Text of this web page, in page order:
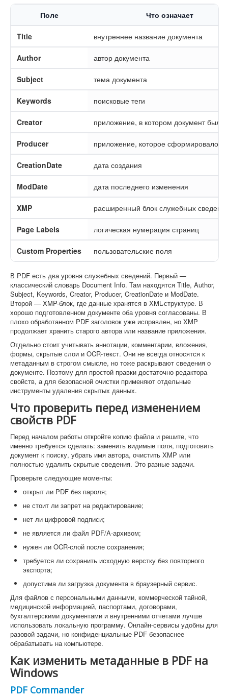
Поле Что означает
Title внутреннее название документа
Author автор документа
Subject тема документа
Keywords поисковые теги
Creator приложение, в котором документ был
Producer приложение, которое сформировало
CreationDate дата создания
ModDate дата последнего изменения
XMP расширенный блок служебных
Page Labels логическая нумерация страниц
Custom Properties пользовательские поля
В PDF есть два уровня служебных сведений. Первый —
классический словарь Document Info. Там находятся Title, Author,
Subject, Keywords, Creator, Producer, CreationDate и ModDate.
Второй — XMP-блок, где данные хранятся в XML-структуре. В
хорошо подготовленном документе оба уровня согласованы. В
плохо обработанном PDF заголовок уже исправлен, но XMP
продолжает хранить старого автора или название приложения.
Отдельно стоит учитывать аннотации, комментарии, вложения,
формы, скрытые слои и OCR-текст. Они не всегда относятся к
метаданным в строгом смысле, но тоже раскрывают сведения о
документе. Поэтому для простой правки достаточно редактора
свойств, а для безопасной очистки применяют отдельные
инструменты удаления скрытых данных.
Что проверить перед изменением
свойств PDF
Перед началом работы откройте копию файла и решите, что
именно требуется сделать: заменить видимые поля, подготовить
документ к поиску, убрать имя автора, очистить XMP или
полностью удалить скрытые сведения. Это разные задачи.
Проверьте следующие моменты:
открыт ли PDF без пароля;
не стоит ли запрет на редактирование;
нет ли цифровой подписи;
не является ли файл PDF/A-архивом;
нужен ли OCR-слой после сохранения;
требуется ли сохранить исходную верстку без повторного
экспорта;
допустима ли загрузка документа в браузерный сервис.
Для файлов с персональными данными, коммерческой тайной,
медицинской информацией, паспортами, договорами,
бухгалтерскими документами и внутренними отчетами лучше
использовать локальную программу. Онлайн-сервисы удобны для
разовой задачи, но конфиденциальные PDF безопаснее
обрабатывать на компьютере.
Как изменить метаданные в PDF на
Windows
PDF Commander